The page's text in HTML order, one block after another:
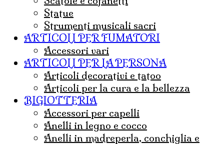
statue
strumenti musicali sacri
ARTICOLI PER FUMATORI
Accessori vari
ARTICOLI PER LA PERSONA
articoli decorativi e tatoo
articoli per la cura e la bellezza
BIGIOTTERIA
accessori per capelli
anelli in legno e cocco
anelli in madreperla, conchiglia e